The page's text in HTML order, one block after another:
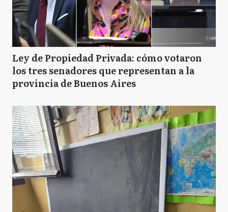
Ley de Propiedad Privada: cómo votaron
los tres senadores que representan a la
provincia de Buenos Aires